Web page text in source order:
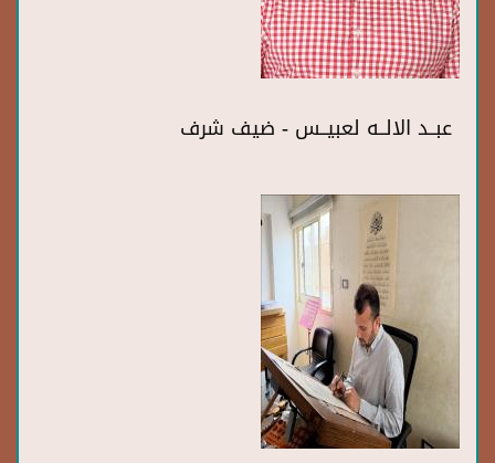
عبــد الالــه لعبيــس - ضيف شرف